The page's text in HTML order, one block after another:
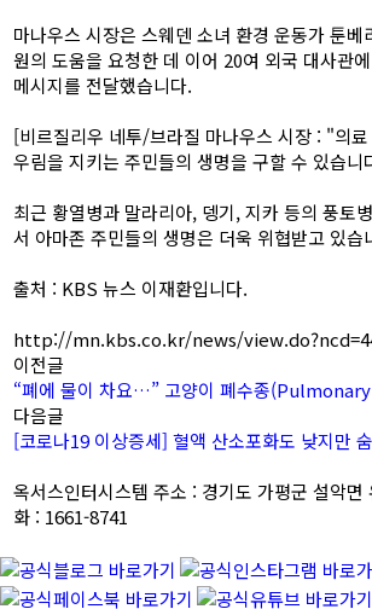
마나우스 시장은 스웨덴 소녀 환경 운동가 툰베
원의 도움을 요청한 데 이어 20여 외국 대사관
메시지를 전달했습니다.
[비르질리우 네투/브라질 마나우스 시장 : "의
우림을 지키는 주민들의 생명을 구할 수 있습니
최근 황열병과 말라리아, 뎅기, 지카 등의 풍토
서 아마존 주민들의 생명은 더욱 위협받고 있습
출처 : KBS 뉴스 이재환입니다.
http://mn.kbs.co.kr/news/
이전글
“폐에 물이 차요…” 고양이 폐수종
다음글
[코로나19 이상증세] 혈액 산소포화도 낮지만
옥서스인터시스템 주소 : 경기도 가평군 설악면
화 : 1661-8741